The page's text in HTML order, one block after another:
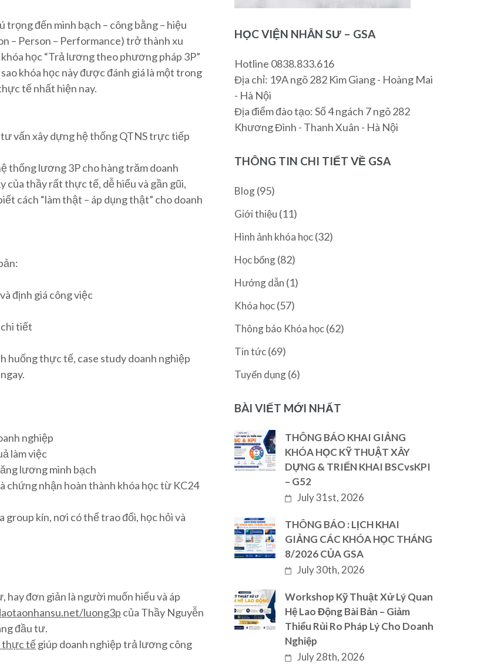
đến minh bạch – công bằng – hiệu
– Person – Performance) trở thành xu
học “Trả lương theo phương pháp 3P”
khóa học này được đánh giá là một trong
tế nhất hiện nay.
vấn xây dựng hệ thống QTNS trực tiếp
thống lương 3P cho hàng trăm doanh
của thầy rất thực tế, dễ hiểu và gần gũi,
cách “làm thật – áp dụng thật” cho doanh
định giá công việc
tiết
huống thực tế, case study doanh nghiệp
nghiệp
làm việc
lương minh bạch
chứng nhận hoàn thành khóa học từ KC24
kín, nơi có thể trao đổi, học hỏi và
hay đơn giản là người muốn hiểu và áp
luong3p của Thầy Nguyễn
đầu tư.
thực tếgiúp doanh nghiệp trả lương công
HỌC VIỆN NHÂN SƯ – GSA
Hotline 0838.833.616
Địa chỉ: 19A ngõ 282 Kim Giang - Hoàng Mai
- Hà Nội
Địa điểm đào tạo: Số 4 ngách 7 ngõ 282
Khương Đình - Thanh Xuân - Hà Nội
THÔNG TIN CHI TIẾT VỀ GSA
Blog(95)
Giới thiệu (11)
Hình ảnh khóa học(32)
Học bổng(82)
Hướng dẫn (1)
Khóa học(57)
Thông báo Khóa học(62)
Tin tức(69)
Tuyển dụng(6)
BÀI VIẾT MỚI NHẤT
THÔNG BÁO KHAI GIẢNG
KHÓA HỌC KỸ THUẬT XÂY
DỰNG & TRIỂN KHAI BSCvsKPI
– G52
July 31st, 2026
THÔNG BÁO : LỊCH KHAI
GIẢNG CÁC KHÓA HỌC THÁNG
8/2026 CỦA GSA
July 30th, 2026
Workshop Kỹ Thuật Xử Lý Quan
Hệ Lao Động Bài Bản – Giảm
Thiểu Rủi Ro Pháp Lý Cho Doanh
Nghiệp
July 28th, 2026